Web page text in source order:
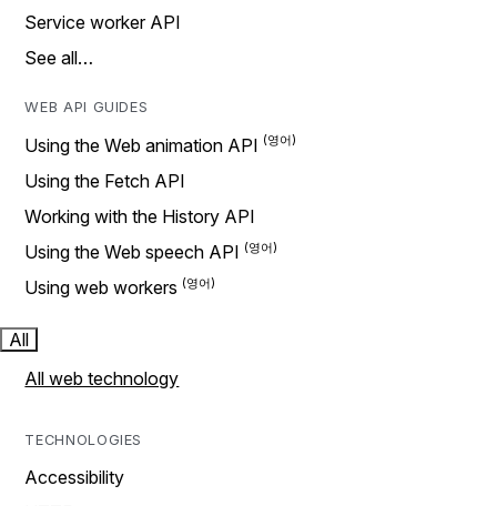
Service worker API
See all…
WEB API GUIDES
Using the Web animation API
Using the Fetch API
Working with the History API
Using the Web speech API
Using web workers
All
All web technology
TECHNOLOGIES
Accessibility